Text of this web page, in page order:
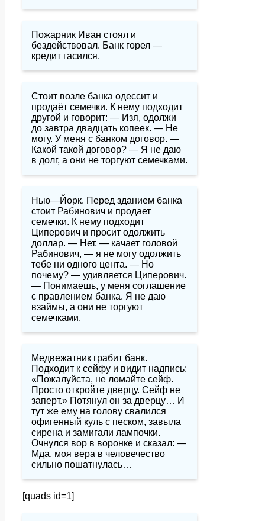
Пожарник Иван стоял и
бездействовал. Банк горел —
кредит гасился.
Стоит возле банка одессит и
продаёт семечки. К нему подходит
другой и говорит: — Изя, одолжи
до завтра двадцать копеек. — Не
могу. У меня с банком договор. —
Какой такой договор? — Я не даю
в долг, а они не торгуют семечками.
Нью—Йорк. Перед зданием банка
стоит Рабинович и продает
семечки. К нему подходит
Циперович и просит одолжить
доллар. — Нет, — качает головой
Рабинович, — я не могу одолжить
тебе ни одного цента. — Но
почему? — удивляется Циперович.
— Понимаешь, у меня соглашение
с правлением банка. Я не даю
взаймы, а они не торгуют
семечками.
Медвежатник грабит банк.
Подходит к сейфу и видит надпись:
«Пожалуйста, не ломайте сейф.
Просто откройте дверцу. Сейф не
заперт.» Потянул он за дверцу… И
тут же ему на голову свалился
офигенный куль с песком, завыла
сирена и замигали лампочки.
Очнулся вор в воронке и сказал: —
Мда, моя вера в человечество
сильно пошатнулась…
[quads id=1]